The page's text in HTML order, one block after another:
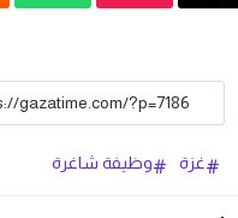
غزة وظيفة شاغرة